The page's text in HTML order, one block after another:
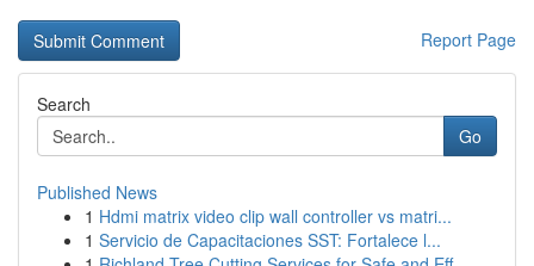
Report Page
Search
Go
Published News
1 Hdmi matrix video clip wall controller vs matri...
1 Servicio de Capacitaciones SST: Fortalece l...